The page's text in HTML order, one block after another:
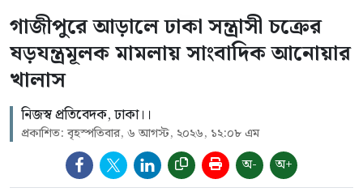
গাজীপুরে আড়ালে ঢাকা সন্ত্রাসী চক্রের
ষড়যন্ত্রমূলক মামলায় সাংবাদিক আনোয়ার
খালাস
নিজস্ব প্রতিবেদক, ঢাকা।।
প্রকাশিত: বৃহস্পতিবার, ৬ আগস্ট, ২০২৬, ১২:০৮ এম
অ- অ+